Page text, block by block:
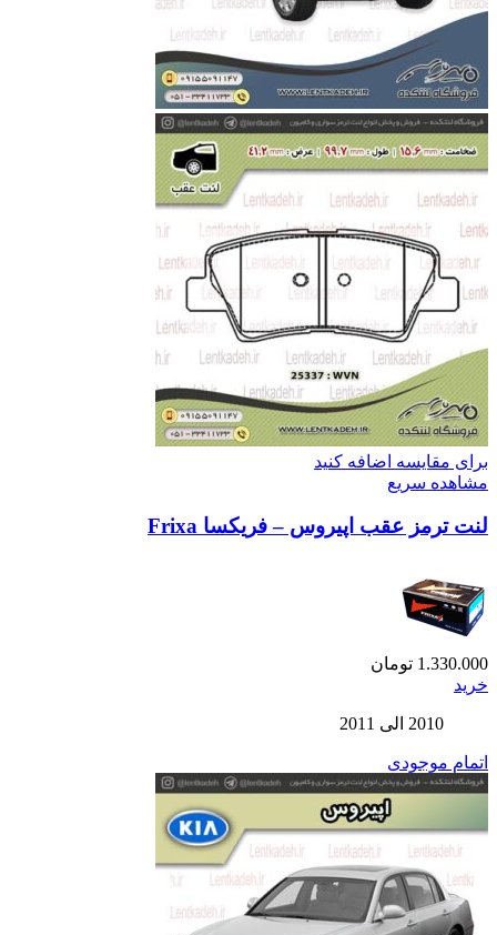
برای مقایسه اضافه کنید
مشاهده سریع
لنت ترمز عقب اپیروس – فریکسا Frixa
1.330.000 تومان
خرید
2010 الی 2011
اتمام موجودی